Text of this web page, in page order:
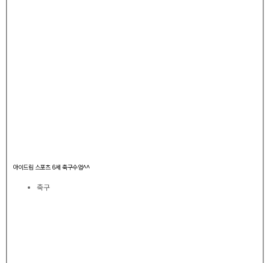
아이드림 스포츠 6세 축구수업^^
축구